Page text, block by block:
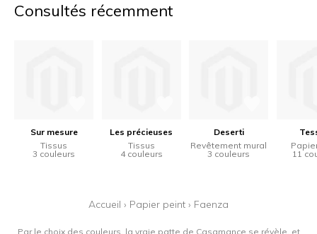
Consultés récemment
Sur mesure
Tissus
3 couleurs
Les précieuses
Tissus
4 couleurs
Deserti
Revêtement mural
3 couleurs
11
Accueil › Papier peint › Faenza
Par le choix des couleurs, la vraie patte de Casamance se révèle, et